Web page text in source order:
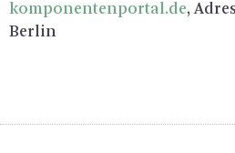
komponentenportal.​de,
Ber­lin